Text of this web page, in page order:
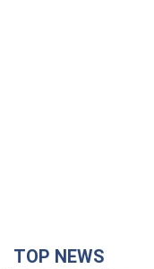
TOP NEWS